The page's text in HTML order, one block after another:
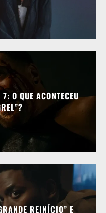
O QUE ACONTECEU
REINÍCIO” E